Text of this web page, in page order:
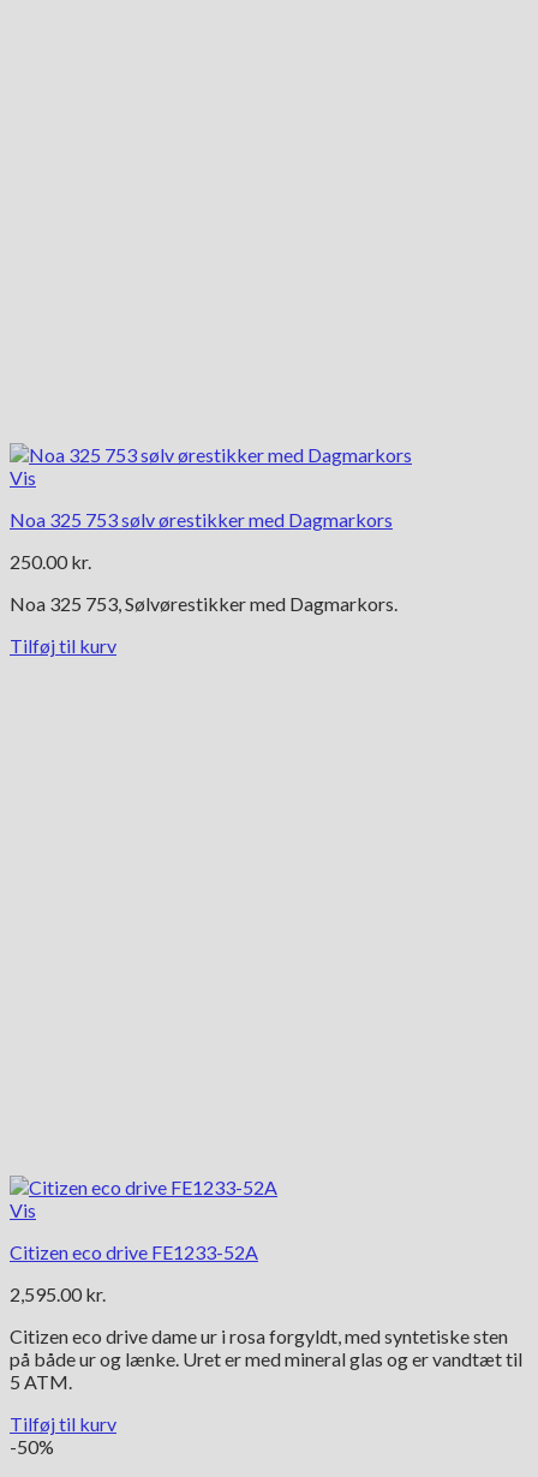
Vis
Noa 325 753 sølv ørestikker med Dagmarkors
250.00 kr.
Noa 325 753, Sølvørestikker med Dagmarkors.
Tilføj til kurv
Vis
Citizen eco drive FE1233-52A
2,595.00 kr.
Citizen eco drive dame ur i rosa forgyldt, med syntetiske sten
på både ur og lænke. Uret er med mineral glas og er vandtæt til
5 ATM.
Tilføj til kurv
-50%